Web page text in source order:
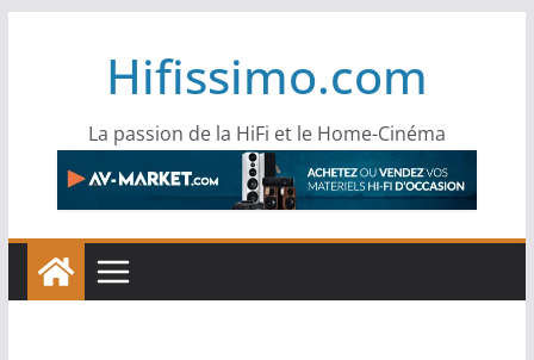
Hifissimo.com
La passion de la HiFi et le Home-Cinéma